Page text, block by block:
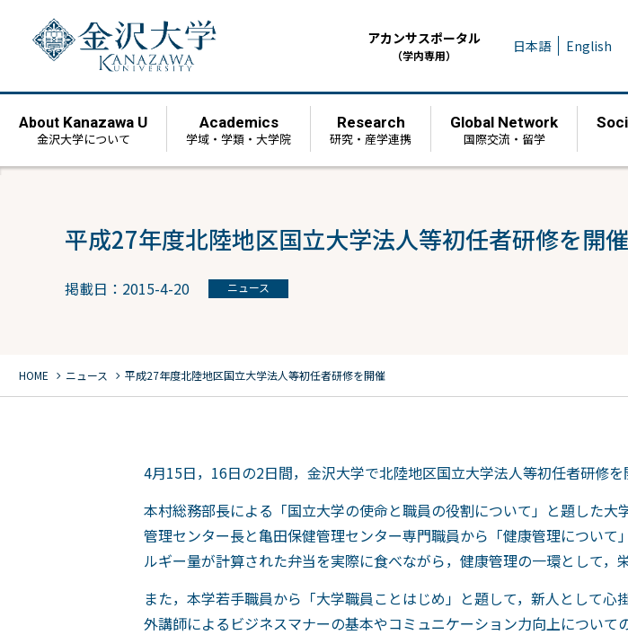
アカンサスポータル
（学内専用） 日本語 English
About Kanazawa U
金沢大学について
Academics
学域・学類・大学院
Research
研究・産学連携
Global Network
国際交流・留学
平成27年度北陸地区国立大学法人等初任者研修を開催
掲載日：2015-4-20 ニュース
HOME chevron_right ニュース chevron_right 平成27年度北陸地区国立大学法人等初任者研修を開催
4月15日，16日の2日間，金沢大学で北陸地区国立大学法人等初任者研修を
本村総務部長による「国立大学の使命と職員の役割について」と題した
管理センター長と亀田保健管理センター専門職員から「健康管理につい
ルギー量が計算された弁当を実際に食べながら，健康管理の一環として，
また，本学若手職員から「大学職員ことはじめ」と題して，新人として
外講師によるビジネスマナーの基本やコミュニケーション力向上につい